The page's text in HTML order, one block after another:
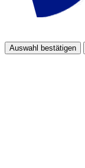
Auswahl bestätigen